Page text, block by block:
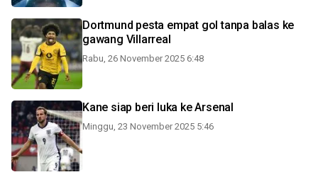
Dortmund pesta empat gol tanpa balas ke
gawang Villarreal
Rabu, 26 November 2025 6:48
Kane siap beri luka ke Arsenal
Minggu, 23 November 2025 5:46